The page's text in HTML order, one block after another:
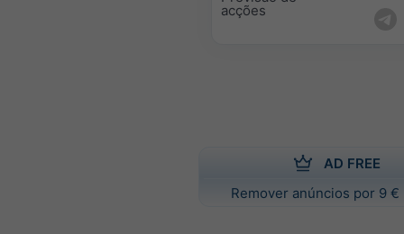
acções
AD FREE
Remover anúncios por 9 €